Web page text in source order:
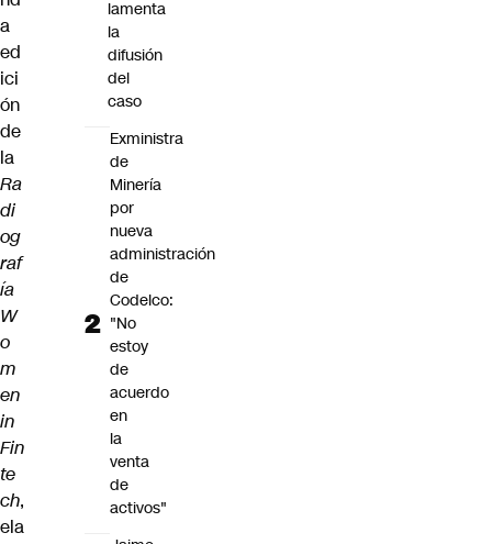
a
ed
ici
ón
de
la
Ra
di
og
raf
ía
W
o
m
en
in
Fin
te
ch,
ela
lamenta
la
difusión
del
caso
Exministra
de
Minería
por
nueva
administración
de
Codelco:
"No
estoy
de
acuerdo
en
la
venta
de
activos"